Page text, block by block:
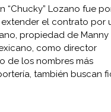
“Chucky” Lozano fue
el contrato por
propiedad de Manny
como director
de los nombres más
también buscan